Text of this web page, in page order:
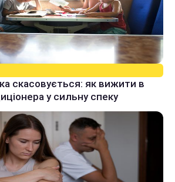
скасовується: як вижити в
у сильну спеку